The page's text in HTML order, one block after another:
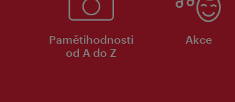
Pamětihodnosti
od A do Z
Akce